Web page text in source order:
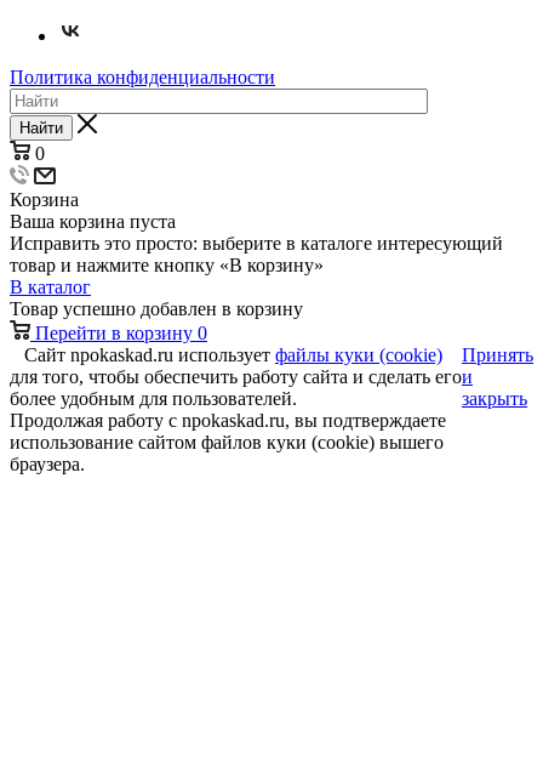
Политика конфиденциальности
Найти
0
Корзина
Ваша корзина пуста
Исправить это просто: выберите в каталоге интересующий
товар и нажмите кнопку «В корзину»
В каталог
Товар успешно добавлен в корзину
Перейти в корзину 0
Сайт npokaskad.ru использует файлы куки (cookie)
для того, чтобы обеспечить работу сайта и сделать его
более удобным для пользователей.
Продолжая работу с npokaskad.ru, вы подтверждаете
использование сайтом файлов куки (cookie) вышего
браузера.
Принять
и
закрыть